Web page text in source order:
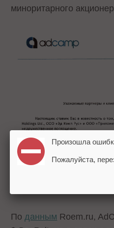
миноритарного
По данным Roem.ru,
Произошла
Пожалуйста,